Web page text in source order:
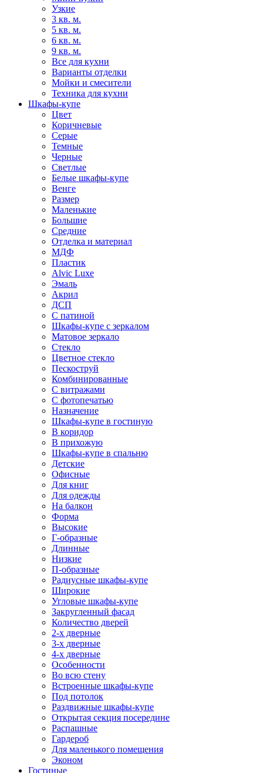
Узкие
3 кв. м.
5 кв. м.
6 кв. м.
9 кв. м.
Все для кухни
Варианты отделки
Мойки и смесители
Техника для кухни
Шкафы-купе
Цвет
Коричневые
Серые
Темные
Черные
Светлые
Белые шкафы-купе
Венге
Размер
Маленькие
Большие
Средние
Отделка и материал
МДФ
Пластик
Alvic Luxe
Эмаль
Акрил
ДСП
С патиной
Шкафы-купе с зеркалом
Матовое зеркало
Стекло
Цветное стекло
Пескоструй
Комбинированные
С витражами
С фотопечатью
Назначение
Шкафы-купе в гостиную
В коридор
В прихожую
Шкафы-купе в спальню
Детские
Офисные
Для книг
Для одежды
На балкон
Форма
Высокие
Г-образные
Длинные
Низкие
П-образные
Радиусные шкафы-купе
Широкие
Угловые шкафы-купе
Закругленный фасад
Количество дверей
2-х дверные
3-х дверные
4-х дверные
Особенности
Во всю стену
Встроенные шкафы-купе
Под потолок
Раздвижные шкафы-купе
Открытая секция посередине
Распашные
Гардероб
Для маленького помещения
Эконом
Гостиные